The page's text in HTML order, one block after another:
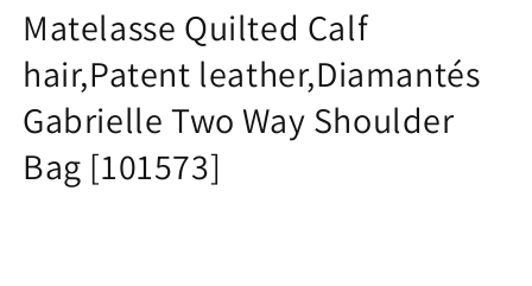
Matelasse Quilted Calf
hair,Patent leather,Diamantés
Gabrielle Two Way Shoulder
Bag [101573]